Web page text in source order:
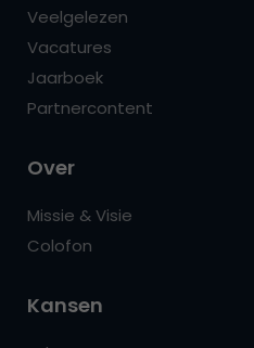
Veelgelezen
Vacatures
Jaarboek
Partnercontent
Over
Missie & Visie
Colofon
Kansen